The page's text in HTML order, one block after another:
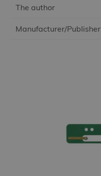
The author
Manufacturer/Publisher